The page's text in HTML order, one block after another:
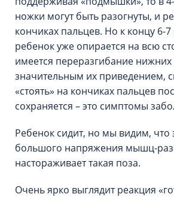
ножки могут быть разогнуты, и
кончиках пальцев. Но к концу 6-7
ребенок уже опирается на всю
имеется переразгибание нижних
значительным их приведением,
«стоять» на кончиках пальцев
сохраняется – это симптомы
Ребенок сидит, но мы видим, что
большого напряжения мышц-
настораживает такая поза.
Очень ярко выглядит реакция